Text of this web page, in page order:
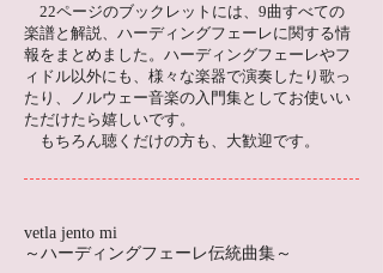
22ページのブックレットには、9曲すべての
楽譜と解説、ハーディングフェーレに関する情
報をまとめました。ハーディングフェーレやフ
ィドル以外にも、様々な楽器で演奏したり歌っ
たり、ノルウェー音楽の入門集としてお使いい
ただけたら嬉しいです。
もちろん聴くだけの方も、大歓迎です。
vetla jento mi
～ハーディングフェーレ伝統曲集～